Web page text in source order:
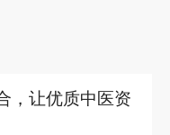
，让优质中医资